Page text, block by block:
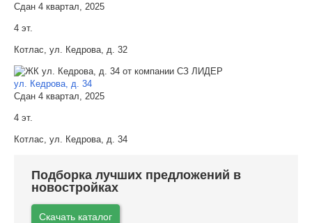
Сдан 4 квартал, 2025
4 эт.
Котлас, ул. Кедрова, д. 32
ул. Кедрова, д. 34
Сдан 4 квартал, 2025
4 эт.
Котлас, ул. Кедрова, д. 34
Подборка лучших предложений в
новостройках
Скачать каталог